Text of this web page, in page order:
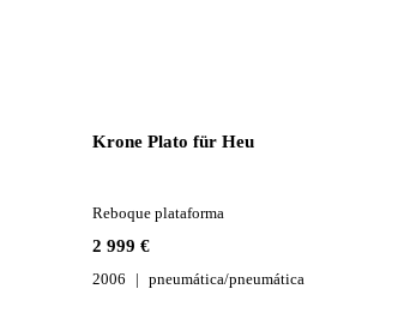
Krone Plato für Heu
2 999 €
Reboque plataforma
2006 pneumática/pneumática